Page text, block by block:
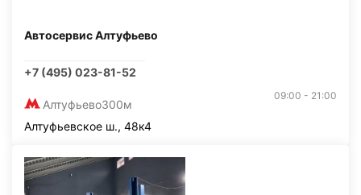
Автосервис Алтуфьево
+7 (495) 023-81-52
Алтуфьево300м
09:00 - 21:00
Алтуфьевское ш., 48к4